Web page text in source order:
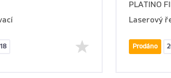
PLATINO
Laserový
Prodáno